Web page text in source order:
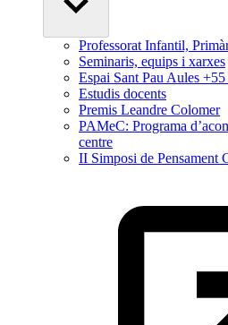
Professorat Infantil,
Seminaris, equips i xarxes
Espai Sant Pau Aules
Estudis docents
Premis Leandre Colomer
PAMeC: Programa
centre
II Simposi de Pensament